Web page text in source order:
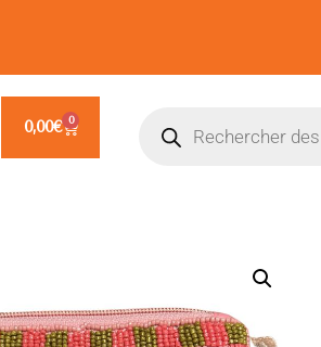
0,00€ 0